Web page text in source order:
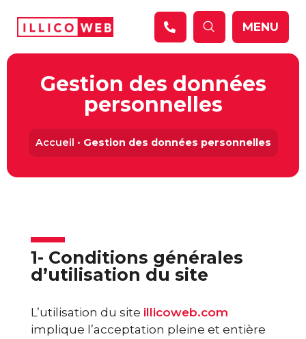
MENU
Gestion des données
personnelles
Accueil • Gestion des données personnelles
1- Conditions générales
d’utilisation du site
L’utilisation du site illicoweb.com
implique l’acceptation pleine et entière
Panneau de gestion des cookies